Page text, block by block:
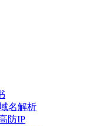
名解析
防IP